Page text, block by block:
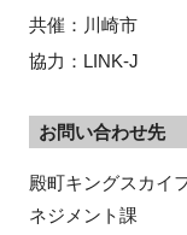
共催：川崎市
協力：LINK-J
お問い合わせ先
殿町キングスカイ
ネジメント課